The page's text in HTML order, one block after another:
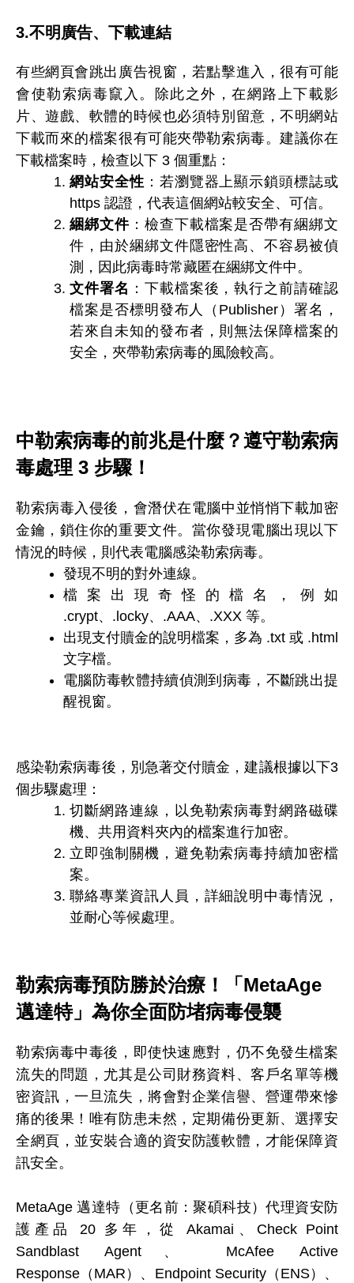
3.不明廣告、下載連結
有些網頁會跳出廣告視窗，若點擊進入，很有可能
會使勒索病毒竄入。除此之外，在網路上下載影
片、遊戲、軟體的時候也必須特別留意，不明網站
下載而來的檔案很有可能夾帶勒索病毒。建議你在
下載檔案時，檢查以下 3 個重點：
網站安全性 ：若瀏覽器上顯示鎖頭標誌或
https 認證，代表這個網站較安全、可信。
綑綁文件：檢查下載檔案是否帶有綑綁文
件，由於綑綁文件隱密性高、不容易被偵
測，因此病毒時常藏匿在綑綁文件中。
文件署名 ：下載檔案後，執行之前請確認
檔案是否標明發布人（Publisher）署名，
若來自未知的發布者，則無法保障檔案的
安全，夾帶勒索病毒的風險較高。
中勒索病毒的前兆是什麼？遵守勒索病
毒處理 3 步驟！
勒索病毒入侵後，會潛伏在電腦中並悄悄下載加密
金鑰，鎖住你的重要文件。當你發現電腦出現以下
情況的時候，則代表電腦感染勒索病毒。
發現不明的對外連線。
檔案出現奇怪的檔名，例如
.crypt、.locky、.AAA、.XXX 等。
出現支付贖金的說明檔案，多為 .txt 或 .html
文字檔。
電腦防毒軟體持續偵測到病毒，不斷跳出提
醒視窗。
感染勒索病毒後，別急著交付贖金，建議根據以下3
個步驟處理：
切斷網路連線，以免勒索病毒對網路磁碟
機、共用資料夾內的檔案進行加密。
立即強制關機，避免勒索病毒持續加密檔
案。
聯絡專業資訊人員，詳細說明中毒情況，
並耐心等候處理。
勒索病毒預防勝於治療！「MetaAge
邁達特」為你全面防堵病毒侵襲
勒索病毒中毒後，即使快速應對，仍不免發生檔案
流失的問題，尤其是公司財務資料、客戶名單等機
密資訊，一旦流失，將會對企業信譽、營運帶來慘
痛的後果！唯有防患未然，定期備份更新、選擇安
全網頁，並安裝合適的資安防護軟體，才能保障資
訊安全。
MetaAge 邁達特（更名前：聚碩科技）代理資安防
護產品 20 多年，從 Akamai、Check Point
Sandblast Agent、 McAfee Active
Response（MAR）、Endpoint Security（ENS）、